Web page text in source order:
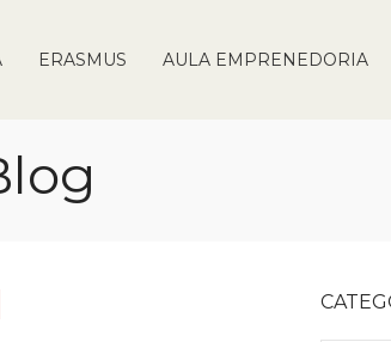
ERASMUS AULA EMPRENEDORIA